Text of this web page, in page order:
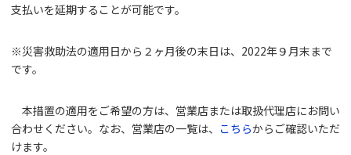
支払いを延期することが可能です。
※災害救助法の適用日から２ヶ月後の末日は、2022年９月末まで
です。
本措置の適用をご希望の方は、営業店または取扱代理店にお問い
合わせください。なお、営業店の一覧は、 こちらからご確認いただ
けます。